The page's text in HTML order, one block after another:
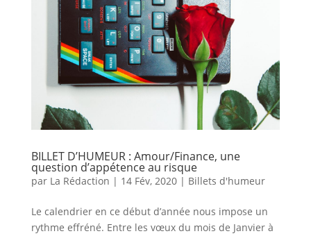
BILLET D’HUMEUR : Amour/Finance, une
question d’appétence au risque
par La Rédaction | 14 Fév, 2020| Billets d'humeur
Le calendrier en ce début d’année nous impose un
rythme effréné. Entre les vœux du mois de Janvier à